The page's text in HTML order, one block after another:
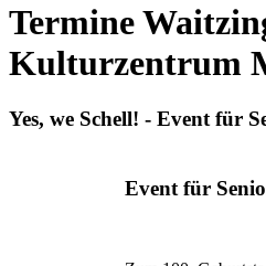
Termine
Kulturzentrum
Yes, we Schell! - Event für
Event für